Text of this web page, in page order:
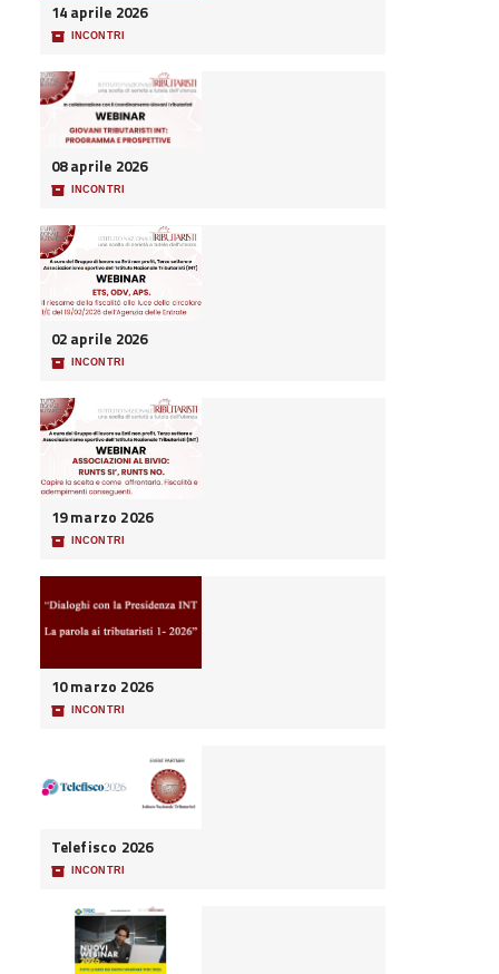
14 aprile 2026
📦 INCONTRI
08 aprile 2026
📦 INCONTRI
02 aprile 2026
📦 INCONTRI
19 marzo 2026
📦 INCONTRI
10 marzo 2026
📦 INCONTRI
Telefisco 2026
📦 INCONTRI